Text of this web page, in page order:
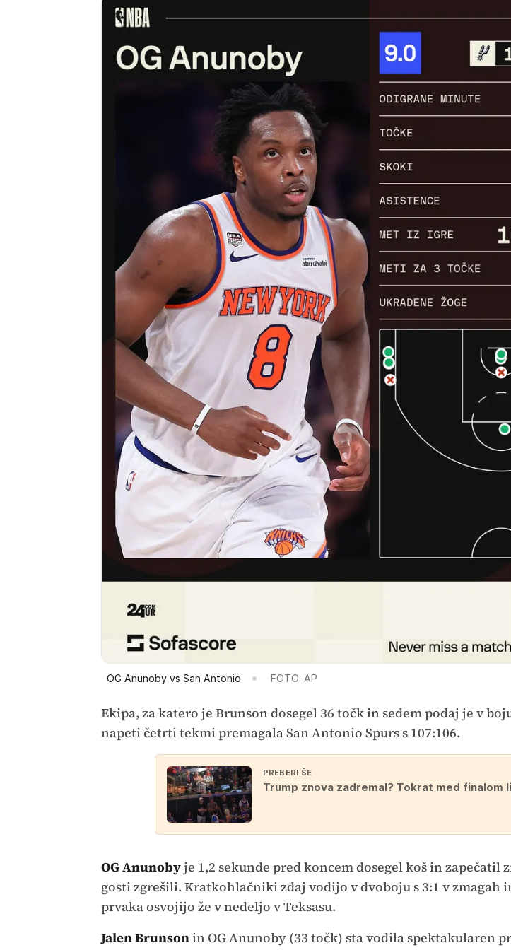
OG Anunoby vs San Antonio FOTO: AP
Ekipa, za katero je Brunson dosegel 36 točk in sedem podaj je v
napeti četrti tekmi premagala San Antonio Spurs s 107:106.
PREBERI ŠE
Trump znova zadremal? Tokrat med finalom
OG Anunobyje 1,2 sekunde pred koncem dosegel koš in zapečatil
gosti zgrešili. Kratkohlačniki zdaj vodijo v dvoboju s 3:1 v zmagah
prvaka osvojijo že v nedeljo v Teksasu.
Jalen Brunsonin OG Anunoby (33 točk) sta vodila spektakularen